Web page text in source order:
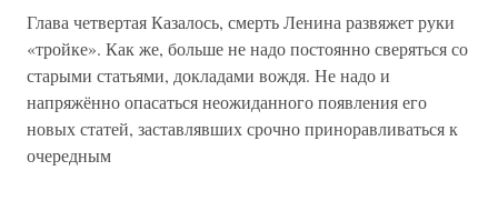
Глава четвертая Казалось, смерть Ленина развяжет руки
«тройке». Как же, больше не надо постоянно сверяться со
старыми статьями, докладами вождя. Не надо и
напряжённо опасаться неожиданного появления его
новых статей, заставлявших срочно приноравливаться к
очередным